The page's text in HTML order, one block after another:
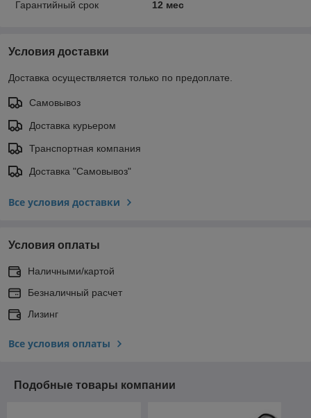
Гарантийный срок 12 мес
Условия доставки
Доставка осуществляется только по предоплате.
Самовывоз
Доставка курьером
Транспортная компания
Доставка "Самовывоз"
Все условия доставки
Условия оплаты
Наличными/картой
Безналичный расчет
Лизинг
Все условия оплаты
Подобные товары компании